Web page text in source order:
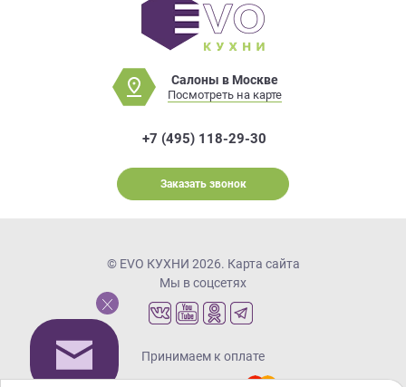
Салоны в Москве
Посмотреть на карте
+7 (495) 118-29-30
Заказать звонок
© EVO КУХНИ 2026. Карта сайта
Мы в соцсетях
Принимаем к оплате